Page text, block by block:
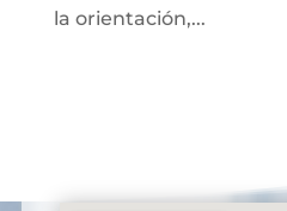
la orientación,...